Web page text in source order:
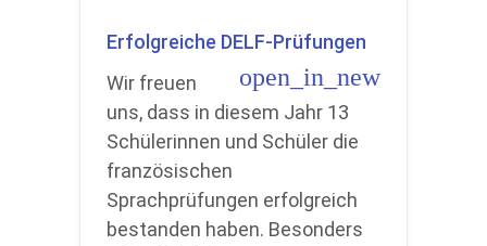
Erfolgreiche DELF-Prüfungen
open_in_new
Wir freuen
uns, dass in diesem Jahr 13
Schülerinnen und Schüler die
französischen
Sprachprüfungen erfolgreich
bestanden haben. Besonders